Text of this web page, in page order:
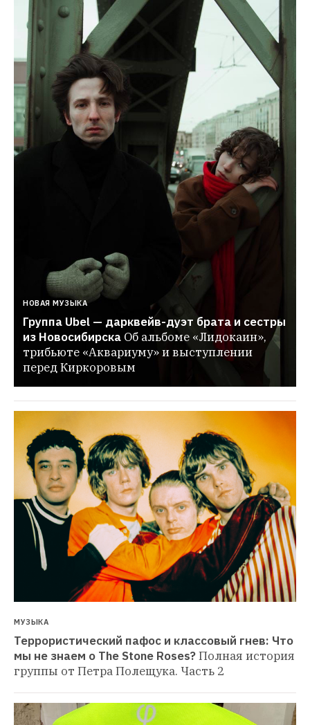
НОВАЯ МУЗЫКА
Группа Ubel — дарквейв-дуэт брата и сестры
из Новосибирска Об альбоме «Лидокаин»,
трибьюте «Аквариуму» и выступлении
перед Киркоровым
МУЗЫКА
Террористический пафос и классовый гнев: Что
мы не знаем о The Stone Roses?Полная история
группы от Петра Полещука. Часть 2